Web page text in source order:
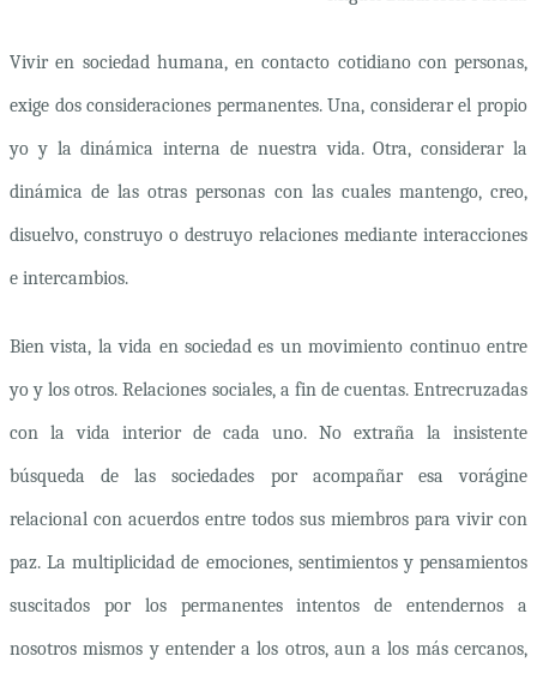
Vivir en sociedad humana, en contacto cotidiano con personas,
exige dos consideraciones permanentes. Una, considerar el propio
yo y la dinámica interna de nuestra vida. Otra, considerar la
dinámica de las otras personas con las cuales mantengo, creo,
disuelvo, construyo o destruyo relaciones mediante interacciones
e intercambios.
Bien vista, la vida en sociedad es un movimiento continuo entre
yo y los otros. Relaciones sociales, a fin de cuentas. Entrecruzadas
con la vida interior de cada uno. No extraña la insistente
búsqueda de las sociedades por acompañar esa vorágine
relacional con acuerdos entre todos sus miembros para vivir con
paz. La multiplicidad de emociones, sentimientos y pensamientos
suscitados por los permanentes intentos de entendernos a
nosotros mismos y entender a los otros, aun a los más cercanos,